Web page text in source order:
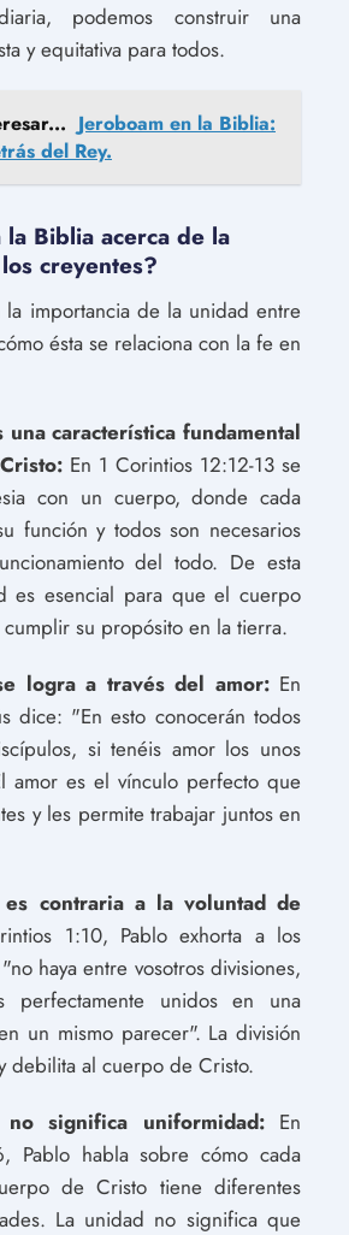
podemos construir una
y equitativa para todos.
Jeroboam en la Biblia:
del Rey.
la Biblia acerca de la
creyentes?
la importancia de la unidad entre
ésta se relaciona con la fe en
una característica fundamental
En 1 Corintios 12:12-13 se
con un cuerpo, donde cada
función y todos son necesarios
del todo. De esta
es esencial para que el cuerpo
su propósito en la tierra.
logra a través del amor:En
dice: "En esto conocerán todos
si tenéis amor los unos
amor es el vínculo perfecto que
y les permite trabajar juntos en
contraria a la voluntad de
1:10, Pablo exhorta a los
haya entre vosotros divisiones,
perfectamente unidos en una
un mismo parecer". La división
debilita al cuerpo de Cristo.
significa uniformidad:En
Pablo habla sobre cómo cada
de Cristo tiene diferentes
La unidad no significa que